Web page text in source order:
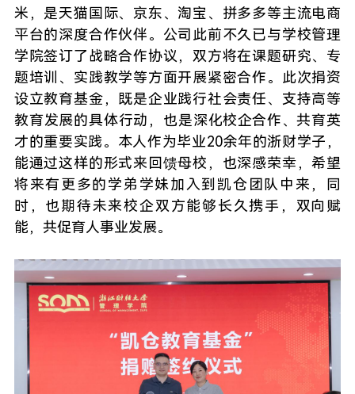
米，是天猫国际、京东、淘宝、拼多多等主流电商
平台的深度合作伙伴。公司此前不久已与学校管理
学院签订了战略合作协议，双方将在课题研究、专
题培训、实践教学等方面开展紧密合作。此次捐资
设立教育基金，既是企业践行社会责任、支持高等
教育发展的具体行动，也是深化校企合作、共育英
才的重要实践。本人作为毕业20余年的浙财学子，
能通过这样的形式来回馈母校，也深感荣幸，希望
将来有更多的学弟学妹加入到凯仓团队中来，同
时，也期待未来校企双方能够长久携手，双向赋
能，共促育人事业发展。